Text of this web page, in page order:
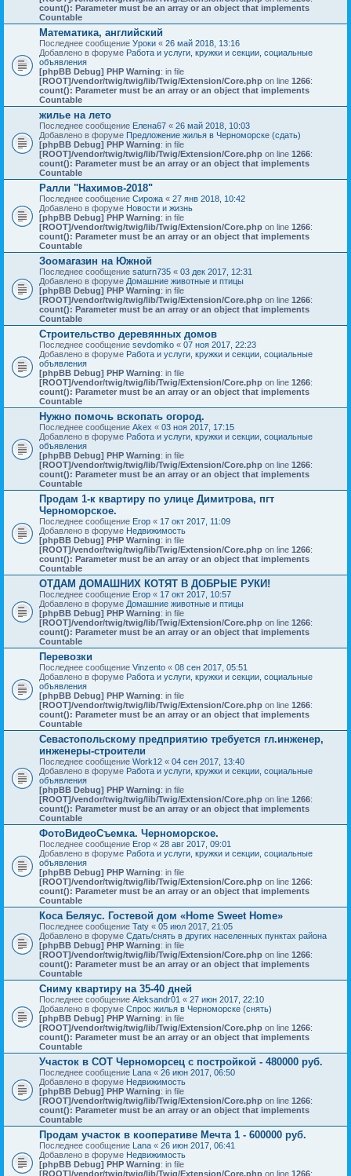
count(): Parameter must be an array or an object that implements
Countable
Математика, английский
Последнее сообщение Уроки « 26 май 2018, 13:16
Добавлено в форуме Работа и услуги, кружки и секции, социальные
объявления
[phpBB Debug] PHP Warning: in file
[ROOT]/vendor/twig/twig/lib/Twig/Extension/Core.php on line 1266:
count(): Parameter must be an array or an object that implements
Countable
жилье на лето
Последнее сообщение Елена67 « 26 май 2018, 10:03
Добавлено в форуме Предложение жилья в Черноморске (сдать)
[phpBB Debug] PHP Warning: in file
[ROOT]/vendor/twig/twig/lib/Twig/Extension/Core.php on line 1266:
count(): Parameter must be an array or an object that implements
Countable
Ралли "Нахимов-2018"
Последнее сообщение Сирожа « 27 янв 2018, 10:42
Добавлено в форуме Новости и жизнь
[phpBB Debug] PHP Warning: in file
[ROOT]/vendor/twig/twig/lib/Twig/Extension/Core.php on line 1266:
count(): Parameter must be an array or an object that implements
Countable
Зоомагазин на Южной
Последнее сообщение saturn735 « 03 дек 2017, 12:31
Добавлено в форуме Домашние животные и птицы
[phpBB Debug] PHP Warning: in file
[ROOT]/vendor/twig/twig/lib/Twig/Extension/Core.php on line 1266:
count(): Parameter must be an array or an object that implements
Countable
Строительство деревянных домов
Последнее сообщение sevdomiko « 07 ноя 2017, 22:23
Добавлено в форуме Работа и услуги, кружки и секции, социальные
объявления
[phpBB Debug] PHP Warning: in file
[ROOT]/vendor/twig/twig/lib/Twig/Extension/Core.php on line 1266:
count(): Parameter must be an array or an object that implements
Countable
Нужно помочь вскопать огород.
Последнее сообщение Akex « 03 ноя 2017, 17:15
Добавлено в форуме Работа и услуги, кружки и секции, социальные
объявления
[phpBB Debug] PHP Warning: in file
[ROOT]/vendor/twig/twig/lib/Twig/Extension/Core.php on line 1266:
count(): Parameter must be an array or an object that implements
Countable
Продам 1-к квартиру по улице Димитрова, пгт
Черноморское.
Последнее сообщение Егор « 17 окт 2017, 11:09
Добавлено в форуме Недвижимость
[phpBB Debug] PHP Warning: in file
[ROOT]/vendor/twig/twig/lib/Twig/Extension/Core.php on line 1266:
count(): Parameter must be an array or an object that implements
Countable
ОТДАМ ДОМАШНИХ КОТЯТ В ДОБРЫЕ РУКИ!
Последнее сообщение Егор « 17 окт 2017, 10:57
Добавлено в форуме Домашние животные и птицы
[phpBB Debug] PHP Warning: in file
[ROOT]/vendor/twig/twig/lib/Twig/Extension/Core.php on line 1266:
count(): Parameter must be an array or an object that implements
Countable
Перевозки
Последнее сообщение Vinzento « 08 сен 2017, 05:51
Добавлено в форуме Работа и услуги, кружки и секции, социальные
объявления
[phpBB Debug] PHP Warning: in file
[ROOT]/vendor/twig/twig/lib/Twig/Extension/Core.php on line 1266:
count(): Parameter must be an array or an object that implements
Countable
Севастопольскому предприятию требуется гл.инженер,
инженеры-строители
Последнее сообщение Work12 « 04 сен 2017, 13:40
Добавлено в форуме Работа и услуги, кружки и секции, социальные
объявления
[phpBB Debug] PHP Warning: in file
[ROOT]/vendor/twig/twig/lib/Twig/Extension/Core.php on line 1266:
count(): Parameter must be an array or an object that implements
Countable
ФотоВидеоСъемка. Черноморское.
Последнее сообщение Егор « 28 авг 2017, 09:01
Добавлено в форуме Работа и услуги, кружки и секции, социальные
объявления
[phpBB Debug] PHP Warning: in file
[ROOT]/vendor/twig/twig/lib/Twig/Extension/Core.php on line 1266:
count(): Parameter must be an array or an object that implements
Countable
Коса Беляус. Гостевой дом «Home Sweet Home»
Последнее сообщение Taty « 05 июл 2017, 21:05
Добавлено в форуме Сдать/снять в других населенных пунктах района
[phpBB Debug] PHP Warning: in file
[ROOT]/vendor/twig/twig/lib/Twig/Extension/Core.php on line 1266:
count(): Parameter must be an array or an object that implements
Countable
Сниму квартиру на 35-40 дней
Последнее сообщение Aleksandr01 « 27 июн 2017, 22:10
Добавлено в форуме Спрос жилья в Черноморске (снять)
[phpBB Debug] PHP Warning: in file
[ROOT]/vendor/twig/twig/lib/Twig/Extension/Core.php on line 1266:
count(): Parameter must be an array or an object that implements
Countable
Участок в СОТ Черноморсец с постройкой - 480000 руб.
Последнее сообщение Lana « 26 июн 2017, 06:50
Добавлено в форуме Недвижимость
[phpBB Debug] PHP Warning: in file
[ROOT]/vendor/twig/twig/lib/Twig/Extension/Core.php on line 1266:
count(): Parameter must be an array or an object that implements
Countable
Продам участок в кооперативе Мечта 1 - 600000 руб.
Последнее сообщение Lana « 26 июн 2017, 06:41
Добавлено в форуме Недвижимость
[phpBB Debug] PHP Warning: in file
[ROOT]/vendor/twig/twig/lib/Twig/Extension/Core.php on line 1266: